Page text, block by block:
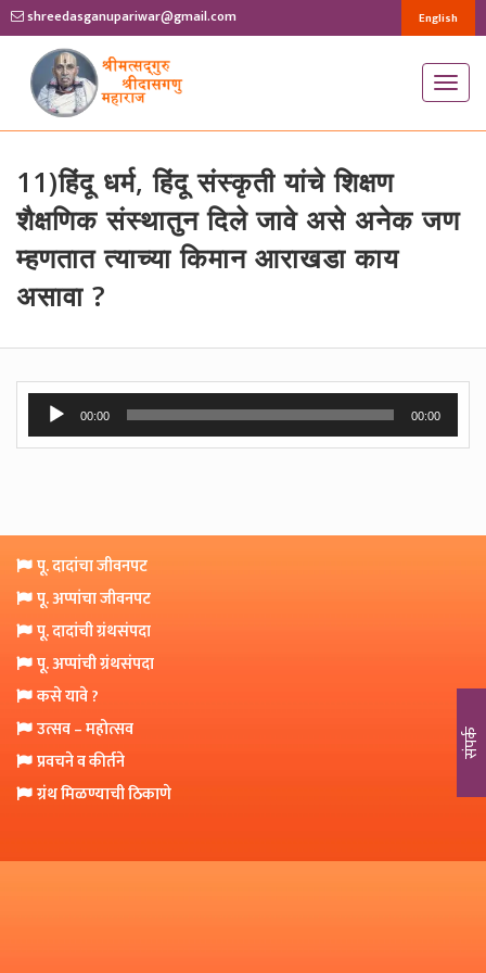
shreedasganupariwar@gmail.com English
T
l
e
i
g
t
n
11)हिंदू धर्म, हिंदू संस्कृती यांचे शिक्षण
शैक्षणिक संस्थातुन दिले जावे असे अनेक जण
म्हणतात त्याच्या किमान आराखडा काय
असावा ?
Audio
Player
00:00 00:00
पू. दादांचा जीवनपट
पू. अप्पांचा जीवनपट
पू. दादांची ग्रंथसंपदा
पू. अप्पांची ग्रंथसंपदा
कसे यावे ?
उत्सव – महोत्सव
प्रवचने व कीर्तने
ग्रंथ मिळण्याची ठिकाणे
संपर्क